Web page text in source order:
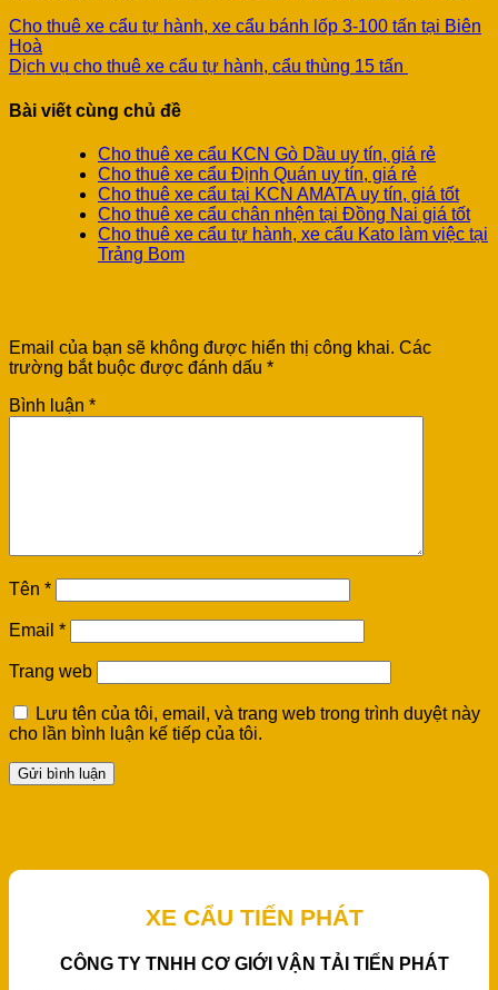
Cho thuê xe cẩu tự hành, xe cẩu bánh lốp 3-100 tấn tại Biên
Hoà
Dịch vụ cho thuê xe cẩu tự hành, cẩu thùng 15 tấn
Bài viết cùng chủ đề
Cho thuê xe cẩu KCN Gò Dầu uy tín, giá rẻ
Cho thuê xe cẩu Định Quán uy tín, giá rẻ
Cho thuê xe cẩu tại KCN AMATA uy tín, giá tốt
Cho thuê xe cẩu chân nhện tại Đồng Nai giá tốt
Cho thuê xe cẩu tự hành, xe cẩu Kato làm việc tại
Trảng Bom
Email của bạn sẽ không được hiển thị công khai. Các
trường bắt buộc được đánh dấu *
Bình luận *
Tên *
Email *
Trang web
Lưu tên của tôi, email, và trang web trong trình duyệt này
cho lần bình luận kế tiếp của tôi.
XE CẨU TIẾN PHÁT
CÔNG TY TNHH CƠ GIỚI VẬN TẢI TIẾN PHÁT